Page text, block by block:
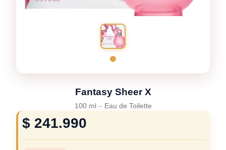
Fantasy Sheer X
100 ml – Eau de Toilette
$ 241.990